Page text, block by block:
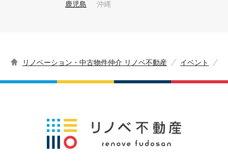
鹿児島 沖縄
リノベーション・中古物件仲介 リノベ不動産 イベント